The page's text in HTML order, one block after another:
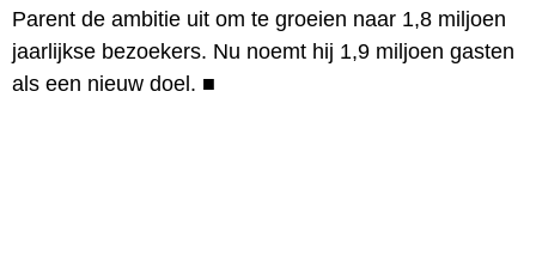
Parent de ambitie uit om te groeien naar 1,8 miljoen
jaarlijkse bezoekers. Nu noemt hij 1,9 miljoen gasten
als een nieuw doel. ■